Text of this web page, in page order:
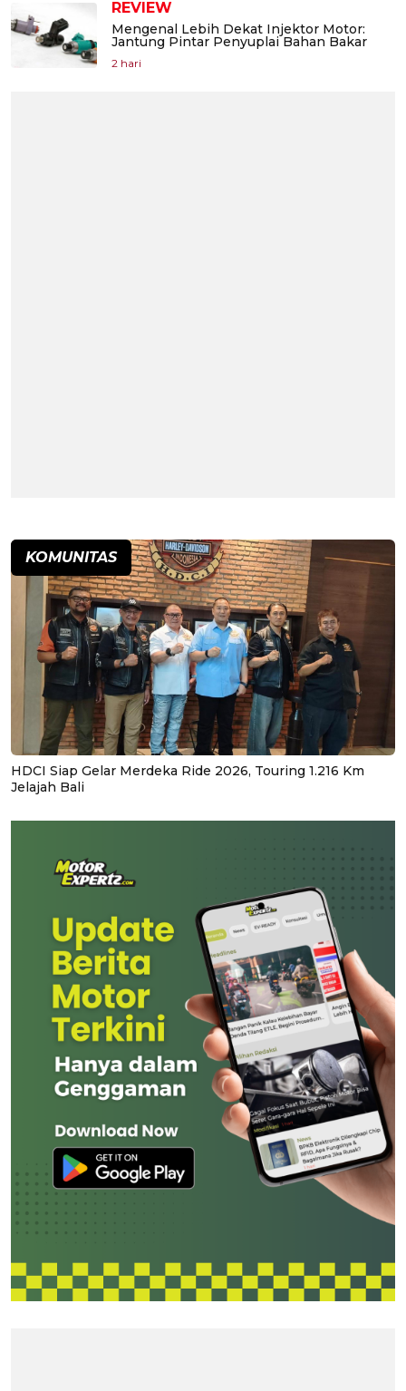
REVIEW
Mengenal Lebih Dekat Injektor Motor:
Jantung Pintar Penyuplai Bahan Bakar
2 hari
KOMUNITAS
HDCI Siap Gelar Merdeka Ride 2026, Touring 1.216 Km
Jelajah Bali